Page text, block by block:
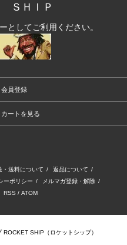
ＳＨＩＰ
としてご利用ください。
会員登録
カートを見る
・送料について / 返品について /
ーポリシー / メルマガ登録・解除 /
RSS / ATOM
SHIP（ロケットシップ）